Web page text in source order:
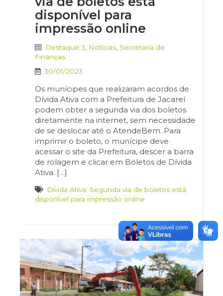
disponível para
impressão online
Destaque 3 Notícias Secretaria de
Finanças
30/01/2023
Os munícipes que realizaram acordos de
Dívida Ativa com a Prefeitura de Jacareí
podem obter a segunda via dos boletos
diretamente na internet, sem necessidade
de se deslocar até o AtendeBem. Para
imprimir o boleto, o munícipe deve
acessar o site da Prefeitura, descer a barra
de rolagem e clicar em Boletos de Dívida
Ativa. […]
Dívida Ativa: Segunda via de boletos está
disponível para impressão online